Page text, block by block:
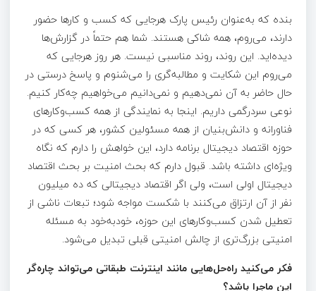
بنده که به‌عنوان رئیس پارک هرجایی که کسب و کارها حضور
دارند، می‌روم، همه شاکی هستند. شما هم حتماً در گزارش‌ها
دیده‌اید. این روند، روند مناسبی نیست. هر روز هرجایی که
می‌روم این شکایت و مطالبه‌گری را می‌شنوم و پاسخ درستی در
حال حاضر به آن نمی‌دهیم و نمی‌دانیم می‌خواهیم چه‌کار کنیم.
نوعی سردرگمی داریم. اینجا به نمایندگی از همه کسب‌وکارهای
فناورانه و دانش‌بنیان از همه مسئولین کشور، هر کسی که در
حوزه اقتصاد دیجیتال برنامه دارد، این خواهش را دارم که نگاه
ویژه‌ای داشته باشد. قبول دارم که بحث امنیت بر بحث اقتصاد
دیجیتال اولی است، ولی اگر اقتصاد دیجیتالی که ده میلیون
نفر از آن ارتزاق می‌کنند با شکست مواجه شود؛ تبعات ناشی از
تعطیل شدن کسب‌وکارهای این حوزه، خودبه‌خود به مسئله
امنیتی بزرگ‌تری از چالش امنیتی قبلی تبدیل می‌شود.
فکر می‌کنید راه‌حل‌هایی مانند اینترنت طبقاتی می‌تواند چاره‌گر
این ماجرا باشد؟